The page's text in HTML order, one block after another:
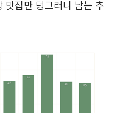
맛집만 덩그러니 남는 추